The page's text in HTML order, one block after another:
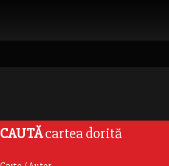
CAUTĂcartea dorită